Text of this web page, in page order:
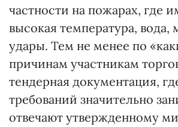
частности на пожарах, где
высокая температура, вода,
удары. Тем не менее по
причинам участникам
тендерная документация,
требований значительно
отвечают утвержденному